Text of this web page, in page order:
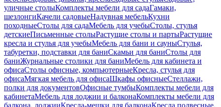
уличные столыКомплекты мебели для садаГамаки,
шезлонгиКачели садовыеНадувная мебельКухни
походныеСтолы для садаМебель для учебыСтолы, стулья
детскиеПисьменные столыРастущие столы и партыРастущие
кресла и стулья для учебыМебель для бани и сауныСтулья,
табуретки, подставки для баниСкамьи для баниСтолы для
баниЖурнальные столики для баниМебель для кабинета и
офисаСтолы офисные, компьютерныеКресла, стулья для
офисаМягкая мебель для офисаШкафы офисныеСтеллажи,
полки для документовОфисные тумбыКомплекты мебели для
кабинетаМебель для лоджии и балконаКомплекты мебели для
балкона, лоджииКресла-мешки для балконаКресла подвесные,